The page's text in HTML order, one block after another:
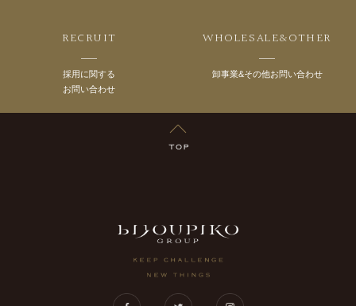
RECRUIT
採用に関する
お問い合わせ
WHOLESALE&OTHER
卸事業&その他お問い合わせ
FacebookTwitter